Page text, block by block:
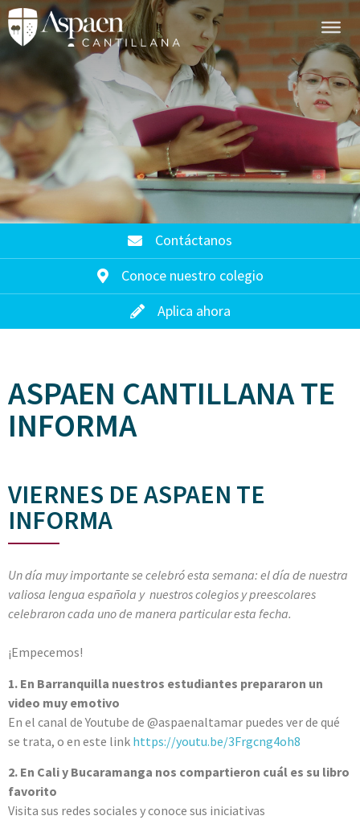
Contáctanos
Conoce nuestro colegio
Aplica ahora
ASPAEN CANTILLANA TE
INFORMA
VIERNES DE ASPAEN TE
INFORMA
Un día muy importante se celebró esta semana: el día de nuestra
valiosa lengua española y nuestros colegios y preescolares
celebraron cada uno de manera particular esta fecha.
¡Empecemos!
1. En Barranquilla nuestros estudiantes prepararon un
video muy emotivo
En el canal de Youtube de @aspaenaltamar puedes ver de qué
se trata, o en este link https://youtu.be/3Frgcng4oh8
2. En Cali y Bucaramanga nos compartieron cuál es su libro
favorito
Visita sus redes sociales y conoce sus iniciativas